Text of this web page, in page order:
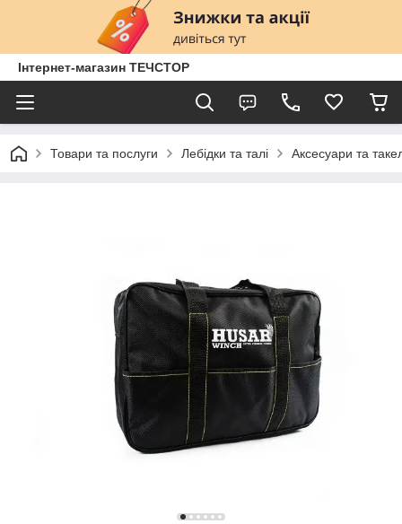
Інтернет-магазин ТЕЧСТОР
Товари та послуги Лебідки та талі Аксесуари та